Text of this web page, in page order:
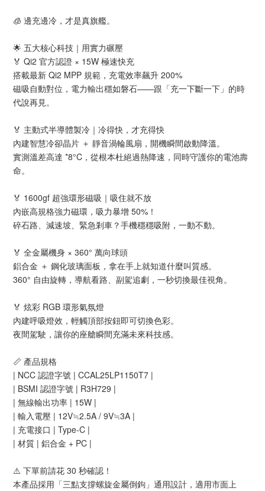
🧊 邊充邊冷，才是真旗艦。
🌟 五大核心科技｜用實力碾壓
🏅 Qi2 官方認證 × 15W 極速快充
搭載最新 Qi2 MPP 規範，充電效率飆升 200%
磁吸自動對位，電力輸出穩如磐石——跟「充一下斷一下」的時
代說再見。
🏅 主動式半導體製冷｜冷得快，才充得快
內建智慧冷卻晶片 ＋ 靜音渦輪風扇，開機瞬間啟動降溫。
實測溫差高達 *8°C，從根本杜絕過熱降速，同時守護你的電池壽
命。
🏅 1600gf 超強環形磁吸｜吸住就不放
內嵌高規格強力磁環，吸力暴增 50%！
碎石路、減速坡、緊急剎車？手機穩穩吸附，一動不動。
🏅 全金屬機身 × 360° 萬向球頭
鋁合金 ＋ 鋼化玻璃面板，拿在手上就知道什麼叫質感。
360° 自由旋轉，導航看路、副駕追劇，一秒切換最佳視角。
🏅 炫彩 RGB 環形氣氛燈
內建呼吸燈效，輕觸頂部按鈕即可切換色彩。
夜間駕駛，讓你的座艙瞬間充滿未來科技感。
📏 產品規格
| NCC 認證字號 | CCAL25LP1150T7 |
| BSMI 認證字號 | R3H729 |
| 無線輸出功率 | 15W |
| 輸入電壓 | 12V≒2.5A / 9V≒3A |
| 充電接口 | Type-C |
| 材質 | 鋁合金 + PC |
⚠️ 下單前請花 30 秒確認！
本產品採用「三點支撐螺旋金屬倒鉤」通用設計，適用市面上